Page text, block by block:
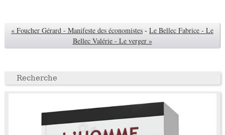
« Foucher Gérard - Manifeste des économistes - Le Bellec Fabrice - Le
Bellec Valérie - Le verger »
Recherche